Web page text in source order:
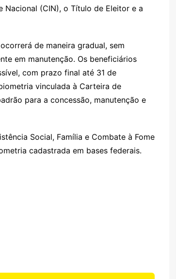
Nacional (CIN), o Título de Eleitor e a
de maneira gradual, sem
em manutenção. Os beneficiários
com prazo final até 31 de
vinculada à Carteira de
para a concessão, manutenção e
Social, Família e Combate à Fome
cadastrada em bases federais.